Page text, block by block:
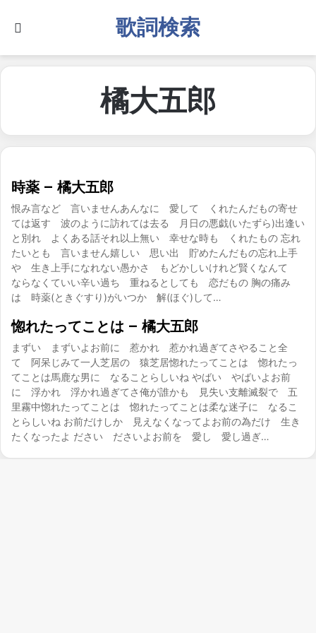
歌詞検索
橘大五郎
時薬 – 橘大五郎
恨み言など 言いませんあんなに 愛して くれたんだもの寄せ
ては返す 波のように訪れては去る 月日の悪戯(いたずら)出逢い
と別れ よくある話それ以上無い 幸せな時も くれたもの 忘れ
たいとも 言いません嬉しい 思い出 貯めたんだもの忘れ上手
や 生き上手になれない愚かさ もどかしいけれど賢くなんて
ならなくていい辛い過ち 重ねるとしても 恋だもの 胸の痛み
は 時薬(ときぐすり)がいつか 解(ほぐ)して…
惚れたってことは – 橘大五郎
まずい まずいよお前に 惹かれ 惹かれ過ぎてさやること全
て 阿呆じみて一人芝居の 猿芝居惚れたってことは 惚れたっ
てことは馬鹿な男に なることらしいね やばい やばいよお前
に 浮かれ 浮かれ過ぎてさ俺が誰かも 見失い支離滅裂で 五
里霧中惚れたってことは 惚れたってことは柔な迷子に なるこ
とらしいね お前だけしか 見えなくなってよお前の為だけ 生き
たくなったよ ださい ださいよお前を 愛し 愛し過ぎ…